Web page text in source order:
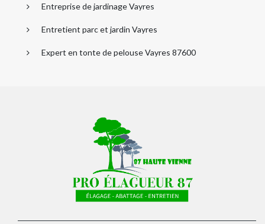
Entreprise de jardinage Vayres
Entretient parc et jardin Vayres
Expert en tonte de pelouse Vayres 87600